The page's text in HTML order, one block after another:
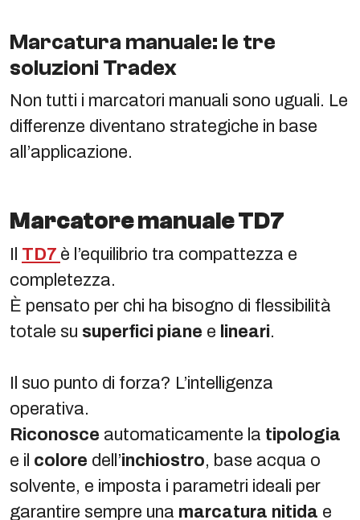
Marcatura manuale: le tre
soluzioni Tradex
Non tutti i marcatori manuali sono uguali. Le
differenze diventano strategiche in base
all’applicazione.
Marcatore manuale TD7
Il TD7 è l’equilibrio tra compattezza e
completezza.
È pensato per chi ha bisogno di flessibilità
totale su superfici piane e lineari.
Il suo punto di forza? L’intelligenza
operativa.
Riconosce automaticamente la tipologia
e il colore dell’inchiostro, base acqua o
solvente, e imposta i parametri ideali per
garantire sempre una marcatura nitida e